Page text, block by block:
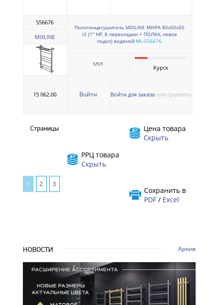
556676
MIXLINE
Полотенцесушитель MIXLINE МИРА 80х50х50
г2 (1'' НР, 8 перекладин + ПОЛКА, левое
подкл) водяной ML-556676
1/1/1 Курск
15 062.00 Войти Войти для заказа или сравнить
Страницы
Цена товара
Скрыть
РРЦ товара
Скрыть
Сохранить в
PDF/ Excel
1 2 3
НОВОСТИ Архив